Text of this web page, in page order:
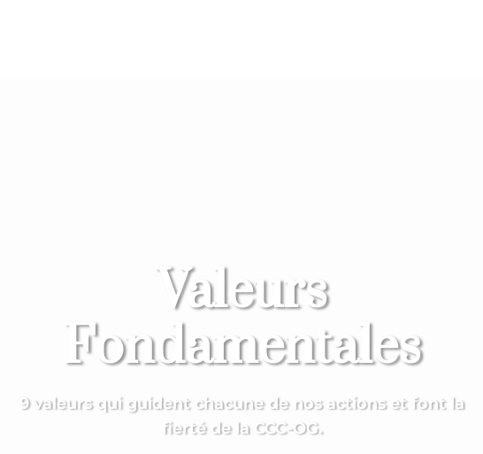
Valeurs
Fondamentales
9 valeurs qui guident chacune de nos actions et font la
fierté de la CCC-OG.